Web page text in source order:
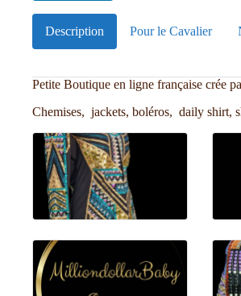
Description Pour le Cavalier
Petite Boutique en ligne française crée
Chemises, jackets, boléros, daily shirt,